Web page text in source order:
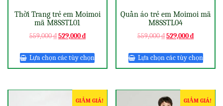
Thời Trang trẻ em Moimoi
mã M8SSTL01
559,000₫529,000₫
Lựa chọn các tùy chọn
Quần áo trẻ em Moimoi mã
M8SSTL04
559,000₫529,000₫
Lựa chọn các tùy chọn
GIẢM GIÁ! GIẢM GIÁ!